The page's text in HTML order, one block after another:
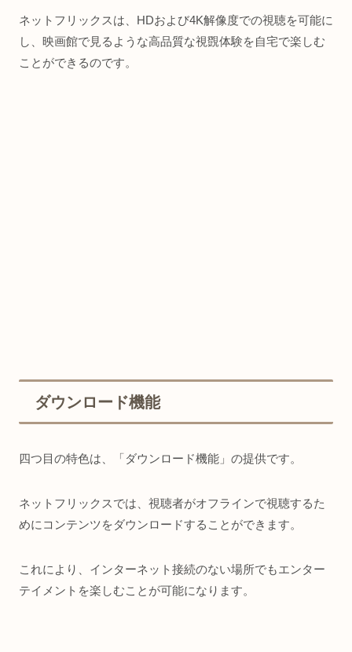
ネットフリックスは、HDおよび4K解像度での視聴を可能に
し、映画館で見るような高品質な視覴体験を自宅で楽しむ
ことができるのです。
ダウンロード機能
四つ目の特色は、「ダウンロード機能」の提供です。
ネットフリックスでは、視聴者がオフラインで視聴するた
めにコンテンツをダウンロードすることができます。
これにより、インターネット接続のない場所でもエンター
テイメントを楽しむことが可能になります。